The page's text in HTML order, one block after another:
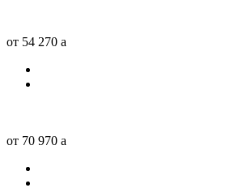
от 54 270 a
от 70 970 a